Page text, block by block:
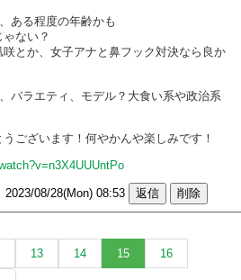
ある程度の年齢かも
ない？
とか、女子アナと鼻フック対決なら良か
バラエティ、モデル？大食い系や政治系
ございます！何やかんや楽しみです！
08/28(Mon) 08:53
13 14 15 16